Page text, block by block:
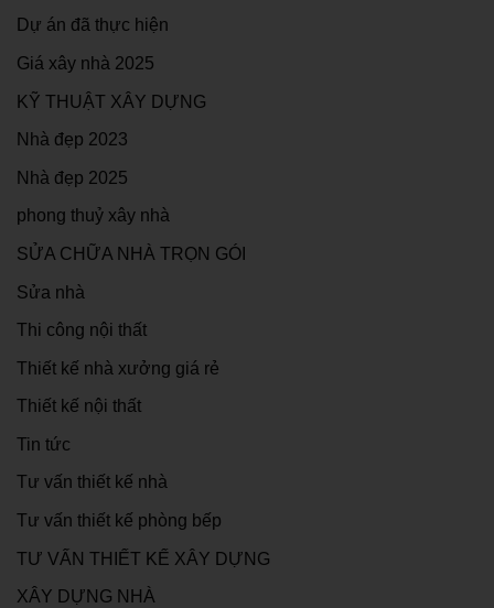
Dự án đã thực hiện
Giá xây nhà 2025
KỸ THUẬT XÂY DỰNG
Nhà đẹp 2023
Nhà đẹp 2025
phong thuỷ xây nhà
SỬA CHỮA NHÀ TRỌN GÓI
Sửa nhà
Thi công nội thất
Thiết kế nhà xưởng giá rẻ
Thiết kế nội thất
Tin tức
Tư vấn thiết kế nhà
Tư vấn thiết kế phòng bếp
TƯ VẤN THIẾT KẾ XÂY DỰNG
XÂY DỰNG NHÀ